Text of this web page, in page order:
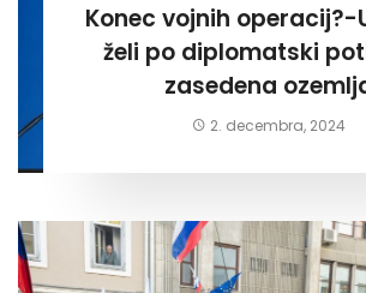
Konec vojnih operacij?-
želi po diplomatski
zasedena
2. decembra, 2024